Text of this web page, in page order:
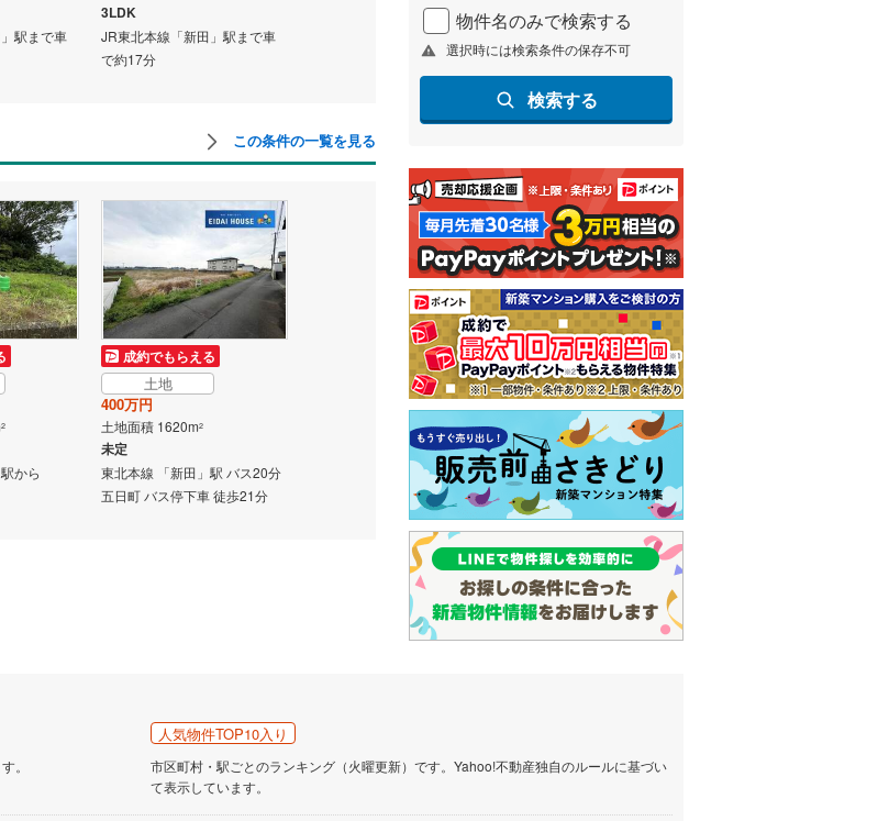
駅まで車
3LDK
JR東北本線「新田」駅まで車
で約17分
JR東北本線「新田」駅まで車
3LDK
東北本線 「新田」駅 徒歩115
分 他
この条件の一覧を見る
2
から
成約でもらえる
土地
400万円
土地面積 1620m2
未定
東北本線 「新田」駅 バス20分
五日町 バス停下車 徒歩21分
物件名のみで検索する
選択時には検索条件の保存不可
検索する
。
人気物件TOP10入り
市区町村・駅ごとのランキング（火曜更新）です。Yahoo!不動産独自のルールに基づい
て表示しています。